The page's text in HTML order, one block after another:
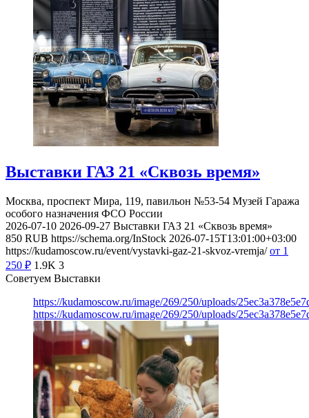
Выставки ГАЗ 21 «Сквозь время»
Москва, проспект Мира, 119, павильон №53-54 Музей Гаража
особого назначения ФСО России
2026-07-10 2026-09-27 Выставки ГАЗ 21 «Сквозь время»
850 RUB https://schema.org/InStock 2026-07-15T13:01:00+03:00
https://kudamoscow.ru/event/vystavki-gaz-21-skvoz-vremja/ от 1
250 ₽ 1.9K 3
Советуем Выставки
https://kudamoscow.ru/image/269/250/uploads/
https://kudamoscow.ru/image/269/250/uploads/